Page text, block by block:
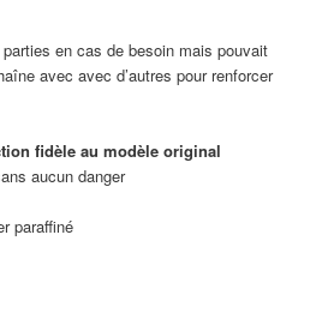
en cas de besoin mais pouvait
avec avec d’autres pour renforcer
fidèle au modèle original
aucun danger
paraffiné